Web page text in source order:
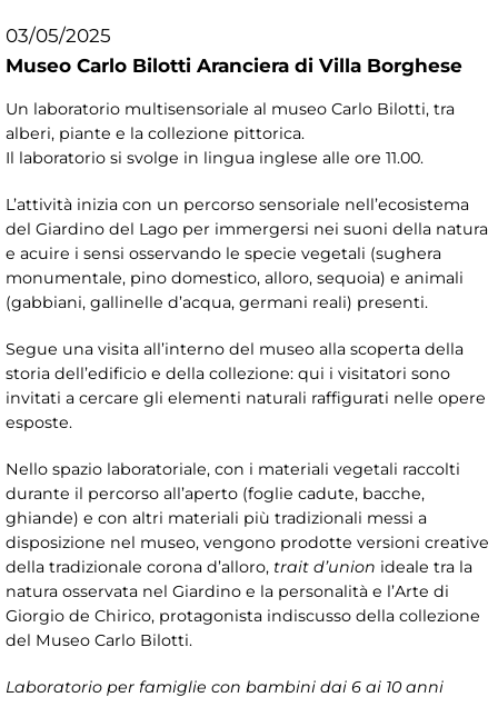
03/05/2025
Museo Carlo Bilotti Aranciera di Villa Borghese
Un laboratorio multisensoriale al museo Carlo Bilotti, tra
alberi, piante e la collezione pittorica.
Il laboratorio si svolge in lingua inglese alle ore 11.00.
L’attività inizia con un percorso sensoriale nell’ecosistema
del Giardino del Lago per immergersi nei suoni della natura
e acuire i sensi osservando le specie vegetali (sughera
monumentale, pino domestico, alloro, sequoia) e animali
(gabbiani, gallinelle d’acqua, germani reali) presenti.
Segue una visita all’interno del museo alla scoperta della
storia dell’edificio e della collezione: qui i visitatori sono
invitati a cercare gli elementi naturali raffigurati nelle opere
esposte.
Nello spazio laboratoriale, con i materiali vegetali raccolti
durante il percorso all’aperto (foglie cadute, bacche,
ghiande) e con altri materiali più tradizionali messi a
disposizione nel museo, vengono prodotte versioni creative
della tradizionale corona d’alloro, trait d’union ideale tra la
natura osservata nel Giardino e la personalità e l’Arte di
Giorgio de Chirico, protagonista indiscusso della collezione
del Museo Carlo Bilotti.
Laboratorio per famiglie con bambini dai 6 ai 10 anni